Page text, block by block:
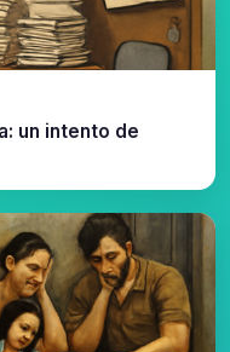
un intento de